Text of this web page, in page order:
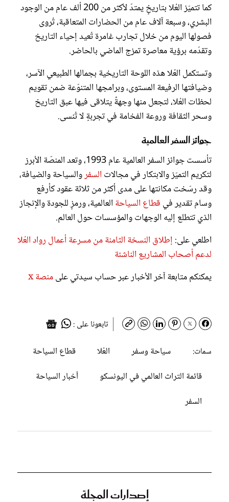
كما تتميّز العُلا بتاريخٍ يمتدّ لأكثر من 200 ألف عام من الوجود
البشري، وسبعة آلاف عام من الحضارات المتعاقبة، تُروى
فصولها اليوم من خلال تجارب غامرة تُعيد إحياء التاريخ
وتقدّمه برؤية معاصرة تمزج الماضي بالحاضر.
وتستكمل العُلا هذه اللوحة التاريخية بجمالها الطبيعي الآسر،
وضيافتها الرفيعة المستوى، وبرامجها المتنوّعة ضمن تقويم
لحظات العُلا، لتجعل منها وجهةً يتلاقى فيها عبق التاريخ
وسحر الثقافة وروعة الفخامة في تجربةٍ لا تُنسى.
جوائز السفر العالمية
تأسست جوائز السفر العالمية عام 1993، وتعد المنصّة الأبرز
لتكريم التميّز والابتكار في مجالات السفروالسياحة والضيافة،
وقد رسّخت مكانتها على مدى أكثر من ثلاثة عقود كأرفع
وسام تقدير في قطاع السياحة العالمية، ورمزٍ للجودة والإنجاز
الذي تتطلع إليه الوجهات والمؤسسات حول العالم.
اطلعي على: إطلاق النسخة الثامنة من مسرعة أعمال رواد العُلا
لدعم أصحاب المشاريع الناشئة
يمكنكم متابعة آخر الأخبار عبر حساب سيدتي علىمنصة x
تابعونا على :
سمات:
سياحة وسفر العُلا
قطاع السياحة
قائمة التراث العالمي في اليونسكو
أخبار السياحة
السفر
إصدارات المجلة